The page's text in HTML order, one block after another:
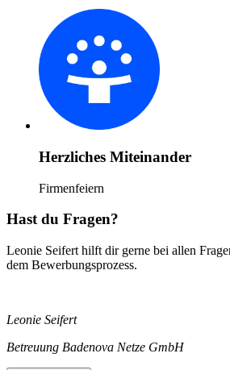
Herzliches Miteinander
Firmenfeiern
Hast du Fragen?
Leonie Seifert hilft dir gerne bei allen
dem Bewerbungsprozess.
Leonie Seifert
Betreuung Badenova Netze GmbH